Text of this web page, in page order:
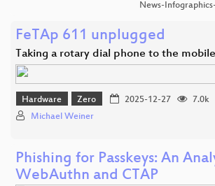
News-
FeTAp 611 unplugged
Taking a rotary dial phone to the
Hardware Zero 2025-12-27
7.0k
Michael Weiner
Phishing for Passkeys: An
WebAuthn and CTAP